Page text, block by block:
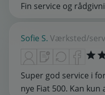
Fin service og
Sofie S. Værksted/
Super god service i
nye Fiat 500. Kan kun